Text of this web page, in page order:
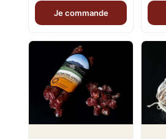
Je commande